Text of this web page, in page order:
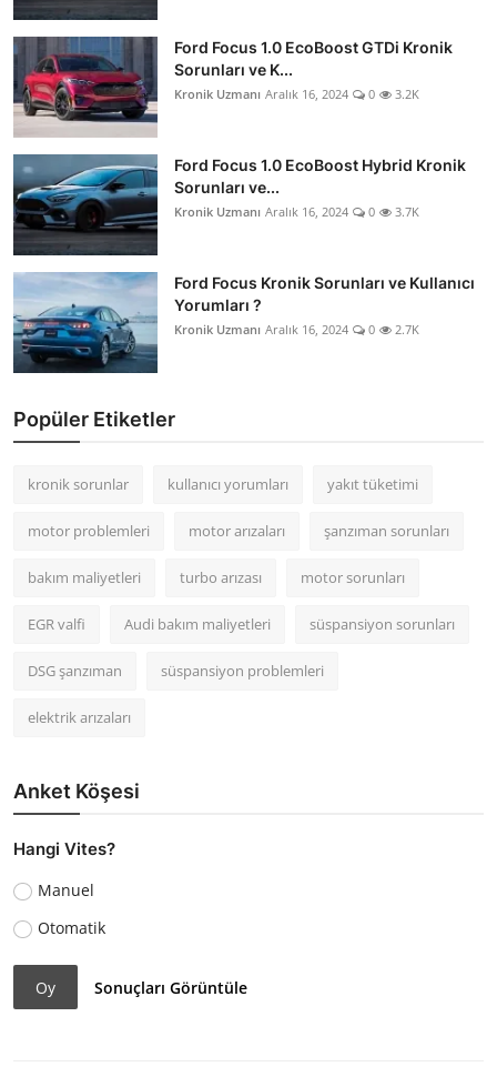
Ford Focus 1.0 EcoBoost GTDi Kronik
Sorunları ve K...
Kronik Uzmanı Aralık 16, 2024 0 3.2K
Ford Focus 1.0 EcoBoost Hybrid Kronik
Sorunları ve...
Kronik Uzmanı Aralık 16, 2024 0 3.7K
Ford Focus Kronik Sorunları ve Kullanıcı
Yorumları ?
Kronik Uzmanı Aralık 16, 2024 0 2.7K
Popüler Etiketler
kronik sorunlar kullanıcı yorumları yakıt tüketimi
motor problemleri motor arızaları şanzıman sorunları
bakım maliyetleri turbo arızası motor sorunları
EGR valfi Audi bakım maliyetleri süspansiyon sorunları
DSG şanzıman süspansiyon problemleri
elektrik arızaları
Anket Köşesi
Hangi Vites?
Manuel
Otomatik
Oy Sonuçları Görüntüle